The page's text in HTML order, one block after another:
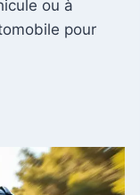
ou à
pour